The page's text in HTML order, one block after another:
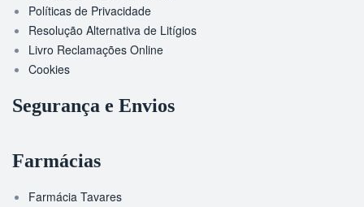
Políticas de Privacidade
Resolução Alternativa de Litígios
Livro Reclamações Online
Cookies
Segurança e Envios
Farmácias
Farmácia Tavares